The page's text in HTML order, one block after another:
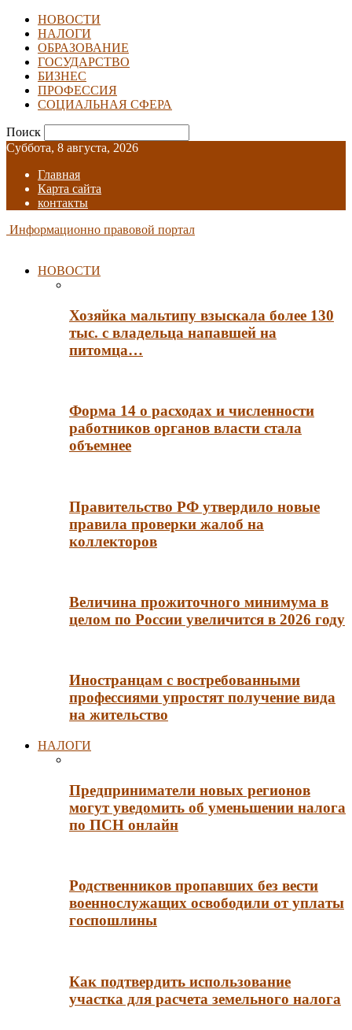
НОВОСТИ
НАЛОГИ
ОБРАЗОВАНИЕ
ГОСУДАРСТВО
БИЗНЕС
ПРОФЕССИЯ
СОЦИАЛЬНАЯ СФЕРА
Поиск
Суббота, 8 августа, 2026
Главная
Карта сайта
контакты
Информационно правовой портал
НОВОСТИ
Хозяйка мальтипу взыскала более 130
тыс. с владельца напавшей на
питомца…
Форма 14 о расходах и численности
работников органов власти стала
объемнее
Правительство РФ утвердило новые
правила проверки жалоб на
коллекторов
Величина прожиточного минимума в
целом по России увеличится в 2026 году
Иностранцам с востребованными
профессиями упростят получение вида
на жительство
НАЛОГИ
Предприниматели новых регионов
могут уведомить об уменьшении налога
по ПСН онлайн
Родственников пропавших без вести
военнослужащих освободили от уплаты
госпошлины
Как подтвердить использование
участка для расчета земельного налога